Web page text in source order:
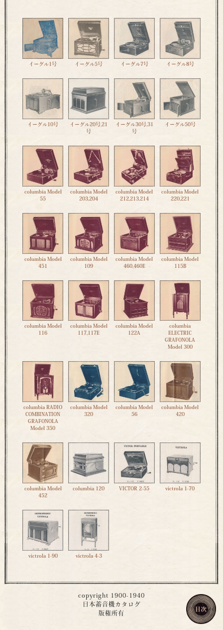
イーグル1号 イーグル5号 イーグル7号 イーグル8号
イーグル10号
イーグル20号,21
号
イーグル30号,31
号
イーグル50号
columbia Model
55
columbia Model
203,204
columbia Model
212,213,214
columbia Model
220,221
columbia Model
451
columbia Model
109
columbia Model
460,460E
columbia Model
115B
columbia Model
116
columbia Model
117,117E
columbia Model
122A
columbia
ELECTRIC
GRAFONOLA
Model 300
columbia RADIO
COMBINATION
GRAFONOLA
Model 350
columbia Model
320
columbia Model
56
columbia Model
420
columbia Model
452
columbia 120 VICTOR 2-55 victrola 1-70
victrola 1-90 victrola 4-3
copyright 1900-1940
日本蓄音機カタログ
版権所有